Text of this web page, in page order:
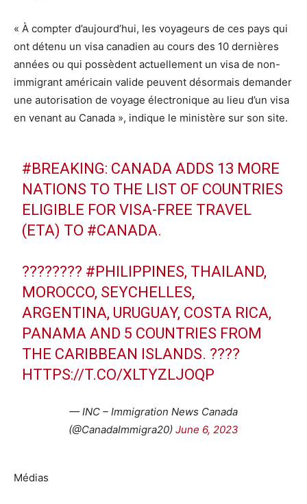
« À compter d’aujourd’hui, les voyageurs de ces pays qui
ont détenu un visa canadien au cours des 10 dernières
années ou qui possèdent actuellement un visa de non-
immigrant américain valide peuvent désormais demander
une autorisation de voyage électronique au lieu d’un visa
en venant au Canada », indique le ministère sur son site.
#BREAKING: CANADA ADDS 13 MORE
NATIONS TO THE LIST OF COUNTRIES
ELIGIBLE FOR VISA-FREE TRAVEL
(ETA) TO #CANADA.
???????? #PHILIPPINES, THAILAND,
MOROCCO, SEYCHELLES,
ARGENTINA, URUGUAY, COSTA RICA,
PANAMA AND 5 COUNTRIES FROM
THE CARIBBEAN ISLANDS. ????
HTTPS://T.CO/XLTYZLJOQP
— INC – Immigration News Canada
(@CanadaImmigra20) June 6, 2023
Médias